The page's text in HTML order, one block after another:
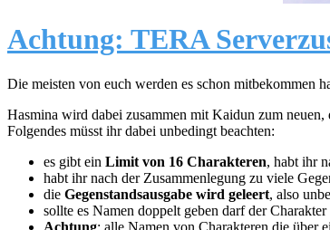
Achtung: TERA
Die meisten von euch werden es schon mitbekommen
Hasmina wird dabei zusammen mit Kaidun zum
Folgendes müsst ihr dabei unbedingt beachten:
es gibt ein Limit von 16 Charakteren, habt ihr
habt ihr nach der Zusammenlegung zu viele
die Gegenstandsausgabe wird geleert, also
sollte es Namen doppelt geben darf der
Achtung: alle Namen von Charakteren die über